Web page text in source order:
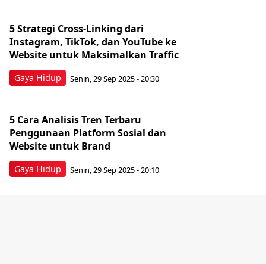
Gaya Hidup
5 Strategi Cross-Linking dari
Instagram, TikTok, dan YouTube ke
Website untuk Maksimalkan Traffic
Senin, 29 Sep 2025 - 20:30
Gaya Hidup
5 Cara Analisis Tren Terbaru
Penggunaan Platform Sosial dan
Website untuk Brand
Senin, 29 Sep 2025 - 20:10